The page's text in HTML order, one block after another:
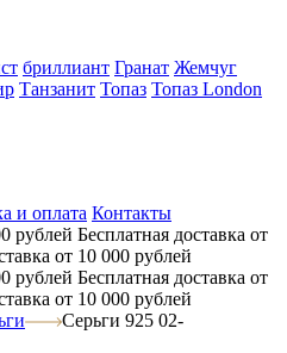
бриллиант Гранат Жемчуг
Танзанит Топаз Топаз London
и оплата Контакты
рублей Бесплатная доставка от
от 10 000 рублей
рублей Бесплатная доставка от
от 10 000 рублей
Серьги 925 02-